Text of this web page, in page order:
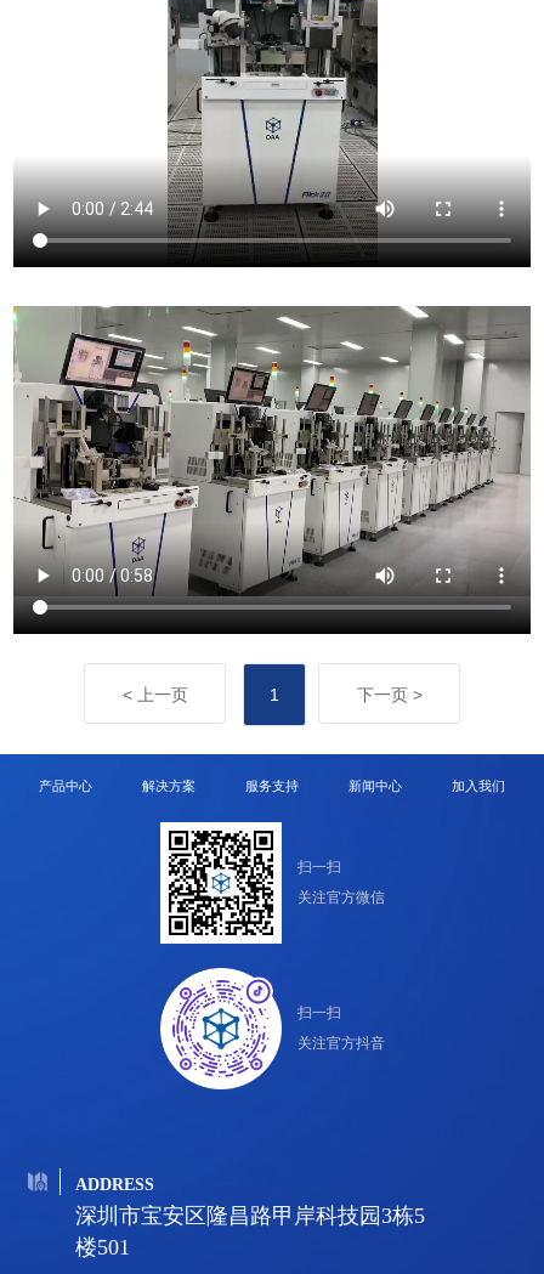
< 上一页 1 下一页 >
产品中心 解决方案 服务支持 新闻中心 加入我们
扫一扫
关注官方微信
扫一扫
关注官方抖音
ADDRESS
深圳市宝安区隆昌路甲岸科技园3栋5
楼501